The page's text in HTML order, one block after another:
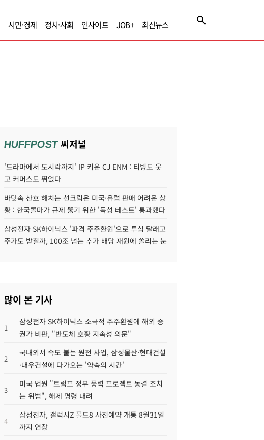
시민·경제 정치·사회 인사이트 JOB+ 최신뉴스
HUFFPOST씨저널
'드라마에서 도시락까지' IP 키운 CJ ENM : 티빙도 웃
고 커머스도 뛰었다
바닷속 산호 해치는 선크림은 미국·유럽 판매 어려운 상
황 : 한국콜마가 규제 뚫기 위한 '독성 테스트' 통과했다
삼성전자 SK하이닉스 '파격 주주환원'으로 투심 달래고
주가도 받칠까, 100조 넘는 추가 배당 재원에 쏠리는 눈
많이 본 기사
1
삼성전자 SK하이닉스 소극적 주주환원에 해외 증
권가 비판, "반도체 호황 지속성 의문"
2
국내외서 속도 붙는 원전 사업, 삼성물산·현대건설
·대우건설에 다가오는 '약속의 시간'
3
미국 법원 "트럼프 정부 풍력 프로젝트 동결 조치
는 위법", 해제 명령 내려
4
삼성전자, 갤럭시Z 폴드8 사전예약 개통 8월31일
까지 연장